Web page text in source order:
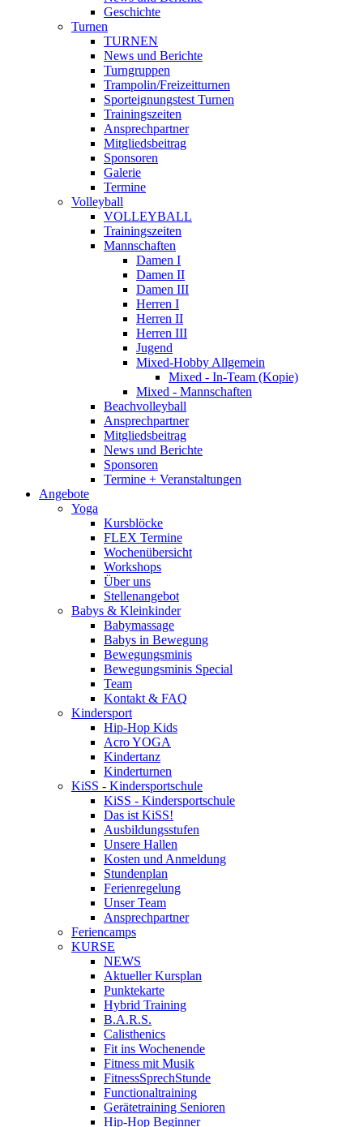
Geschichte
Turnen
TURNEN
News und Berichte
Turngruppen
Trampolin/Freizeitturnen
Sporteignungstest Turnen
Trainingszeiten
Ansprechpartner
Mitgliedsbeitrag
Sponsoren
Galerie
Termine
Volleyball
VOLLEYBALL
Trainingszeiten
Mannschaften
Damen I
Damen II
Damen III
Herren I
Herren II
Herren III
Jugend
Mixed-Hobby Allgemein
Mixed - In-Team (Kopie)
Mixed - Mannschaften
Beachvolleyball
Ansprechpartner
Mitgliedsbeitrag
News und Berichte
Sponsoren
Termine + Veranstaltungen
Angebote
Yoga
Kursblöcke
FLEX Termine
Wochenübersicht
Workshops
Über uns
Stellenangebot
Babys & Kleinkinder
Babymassage
Babys in Bewegung
Bewegungsminis
Bewegungsminis Special
Team
Kontakt & FAQ
Kindersport
Hip-Hop Kids
Acro YOGA
Kindertanz
Kinderturnen
KiSS - Kindersportschule
KiSS - Kindersportschule
Das ist KiSS!
Ausbildungsstufen
Unsere Hallen
Kosten und Anmeldung
Stundenplan
Ferienregelung
Unser Team
Ansprechpartner
Feriencamps
KURSE
NEWS
Aktueller Kursplan
Punktekarte
Hybrid Training
B.A.R.S.
Calisthenics
Fit ins Wochenende
Fitness mit Musik
FitnessSprechStunde
Functionaltraining
Gerätetraining Senioren
Hip-Hop Beginner